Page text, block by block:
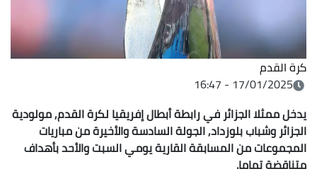
كرة القدم
17/01/2025 - 16:47
يدخل ممثلا الجزائر في رابطة أبطال إفريقيا لكرة القدم, مولودية
الجزائر وشباب بلوزداد, الجولة السادسة والأخيرة من مباريات
المجموعات من المسابقة القارية يومي السبت والأحد بأهداف
متناقضة تماما.